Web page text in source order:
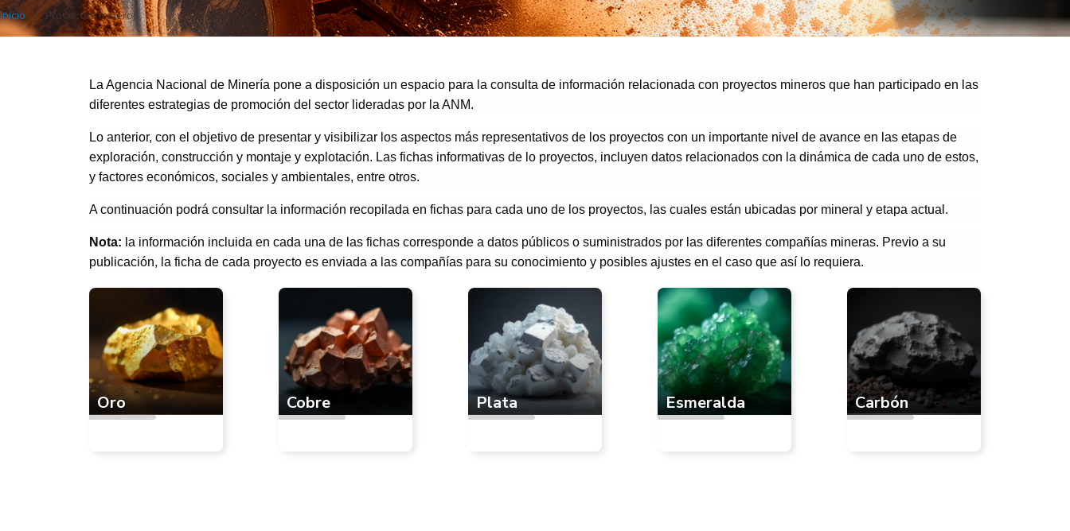
Inicio Proyectos mineros
La Agencia Nacional de Minería pone a disposición un espacio para la consulta de información relacionada con proyectos mineros que han participado en las
diferentes estrategias de promoción del sector lideradas por la ANM.
Lo anterior, con el objetivo de presentar y visibilizar los aspectos más representativos de los proyectos con un importante nivel de avance en las etapas de
exploración, construcción y montaje y explotación. Las fichas informativas de lo proyectos, incluyen datos relacionados con la dinámica de cada uno de estos,
y factores económicos, sociales y ambientales, entre otros.
A continuación podrá consultar la información recopilada en fichas para cada uno de los proyectos, las cuales están ubicadas por mineral y etapa actual.
Nota: la información incluida en cada una de las fichas corresponde a datos públicos o suministrados por las diferentes compañías mineras. Previo a su
publicación, la ficha de cada proyecto es enviada a las compañías para su conocimiento y posibles ajustes en el caso que así lo requiera.
Oro Cobre Plata Esmeralda Carbón